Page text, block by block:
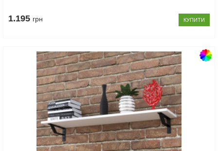
1.195 грн КУПИТИ